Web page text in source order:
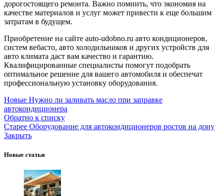
дорогостоящего ремонта. Важно помнить, что экономия на
качестве материалов и услуг может привести к еще большим
затратам в будущем.
Приобретение на сайте auto-udobno.ru авто кондиционеров,
систем вебасто, авто холодильников и других устройств для
авто климата даст вам качество и гарантию.
Квалифицированные специалисты помогут подобрать
оптимальное решение для вашего автомобиля и обеспечат
профессиональную установку оборудования.
Новые Нужно ли заливать масло при заправке
автокондиционера
Обратно к списку
Старее Оборудование для автокондиционеров ростов на дону
Закрыть
Новые статьи